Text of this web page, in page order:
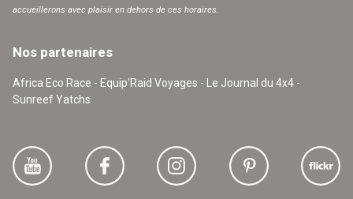
accueillerons avec plaisir en dehors de ces horaires.
Nos partenaires
Africa Eco Race - Equip'Raid Voyages - Le Journal du 4x4 -
Sunreef Yatchs